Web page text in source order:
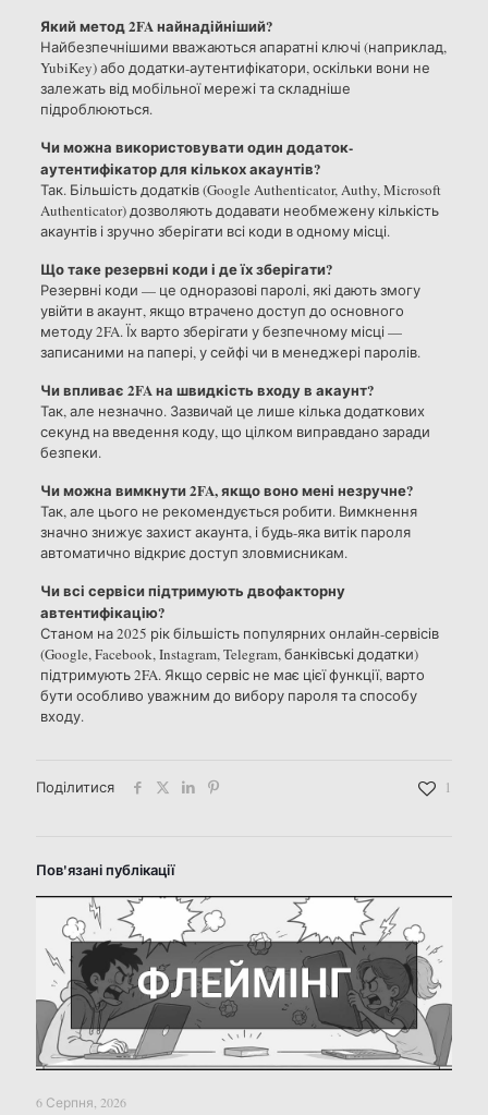
Який метод 2FA найнадійніший?
Найбезпечнішими вважаються апаратні ключі (наприклад,
YubiKey) або додатки-аутентифікатори, оскільки вони не
залежать від мобільної мережі та складніше
підроблюються.
Чи можна використовувати один додаток-
аутентифікатор для кількох акаунтів?
Так. Більшість додатків (Google Authenticator, Authy, Microsoft
Authenticator) дозволяють додавати необмежену кількість
акаунтів і зручно зберігати всі коди в одному місці.
Що таке резервні коди і де їх зберігати?
Резервні коди — це одноразові паролі, які дають змогу
увійти в акаунт, якщо втрачено доступ до основного
методу 2FA. Їх варто зберігати у безпечному місці —
записаними на папері, у сейфі чи в менеджері паролів.
Чи впливає 2FA на швидкість входу в акаунт?
Так, але незначно. Зазвичай це лише кілька додаткових
секунд на введення коду, що цілком виправдано заради
безпеки.
Чи можна вимкнути 2FA, якщо воно мені незручне?
Так, але цього не рекомендується робити. Вимкнення
значно знижує захист акаунта, і будь-яка витік пароля
автоматично відкриє доступ зловмисникам.
Чи всі сервіси підтримують двофакторну
автентифікацію?
Станом на 2025 рік більшість популярних онлайн-сервісів
(Google, Facebook, Instagram, Telegram, банківські додатки)
підтримують 2FA. Якщо сервіс не має цієї функції, варто
бути особливо уважним до вибору пароля та способу
входу.
Поділитися 1
Пов'язані публікації
6 Серпня, 2026